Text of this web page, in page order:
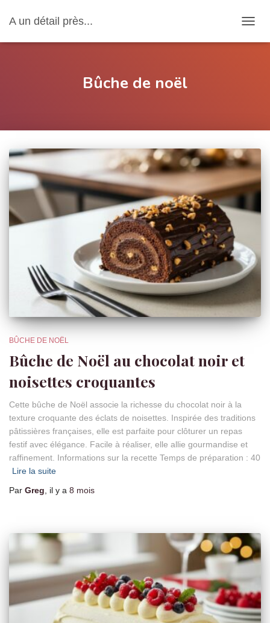
A un détail près...
Bûche de noël
BÛCHE DE NOËL
Bûche de Noël au chocolat noir et
noisettes croquantes
Cette bûche de Noël associe la richesse du chocolat noir à la
texture croquante des éclats de noisettes. Inspirée des traditions
pâtissières françaises, elle est parfaite pour clôturer un repas
festif avec élégance. Facile à réaliser, elle allie gourmandise et
raffinement. Informations sur la recette Temps de préparation : 40
Lire la suite
Par Greg , il y a 8 mois